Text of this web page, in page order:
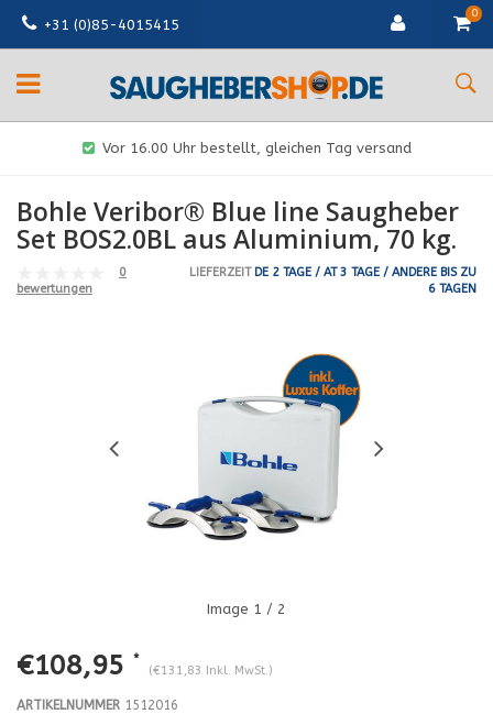
+31 (0)85-4015415
0
Vor 16.00 Uhr bestellt, gleichen Tag versand
Bohle Veribor® Blue line Saugheber
Set BOS2.0BL aus Aluminium, 70 kg.
0
bewertungen
LIEFERZEITDE 2 TAGE / AT 3 TAGE / ANDERE BIS ZU
6 TAGEN
Image 1 / 2
€108,95 *
(€131,83 Inkl. MwSt.)
ARTIKELNUMMER 1512016